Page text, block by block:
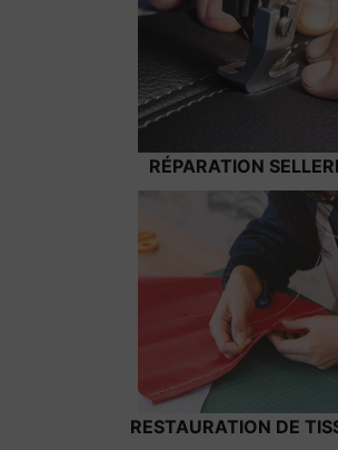
RÉPARATION
RESTAURATION DE